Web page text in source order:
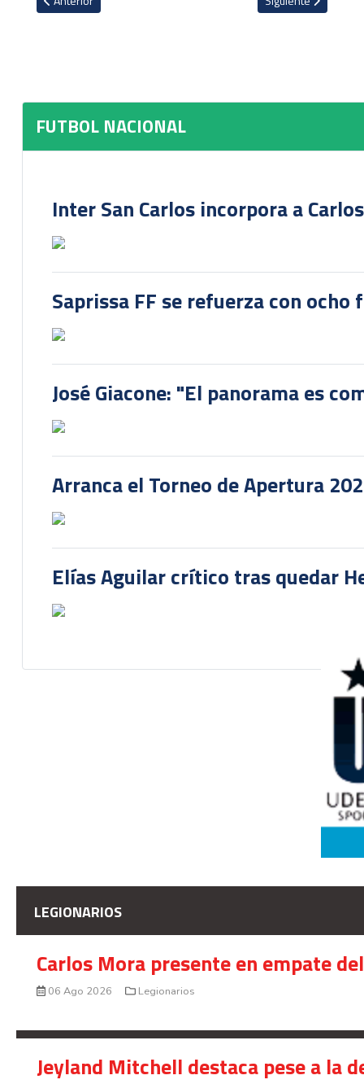
FUTBOL NACIONAL
Inter San Carlos incorpora a
Saprissa FF se refuerza con
José Giacone: "El panorama es
Arranca el Torneo de Apertura
Elías Aguilar crítico tras quedar
LEGIONARIOS
Carlos Mora presente en empate
06 Ago 2026 Legionarios
Jeyland Mitchell destaca pese a la